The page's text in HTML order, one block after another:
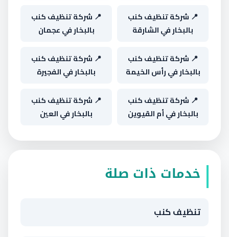
📍 شركة تنظيف كنب
بالبخار في الشارقة
📍 شركة تنظيف كنب
بالبخار في عجمان
📍 شركة تنظيف كنب
بالبخار في رأس الخيمة
📍 شركة تنظيف كنب
بالبخار في الفجيرة
📍 شركة تنظيف كنب
بالبخار في أم القيوين
📍 شركة تنظيف كنب
بالبخار في العين
خدمات ذات صلة
تنظيف كنب